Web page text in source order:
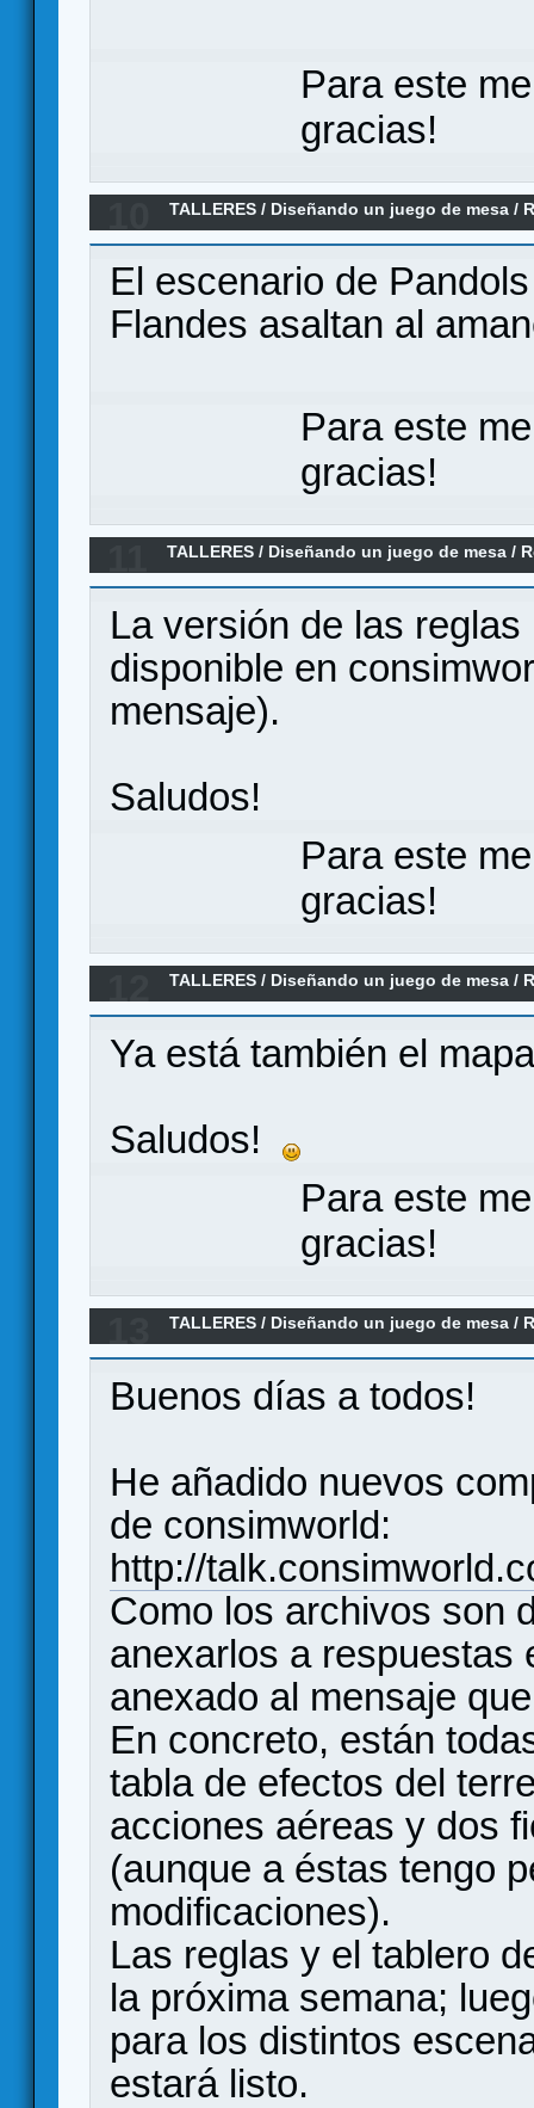
Para este
gracias!
TALLERES / Diseñando un juego de mesa /
El escenario de
Flandes asaltan al
Para este
gracias!
TALLERES / Diseñando un juego de mesa /
La versión de las
disponible en
mensaje).
Saludos!
Para este
gracias!
TALLERES / Diseñando un juego de mesa /
contraofensivas Nacionales en el Ebro.
Ya está también el
Saludos!
Para este
gracias!
TALLERES / Diseñando un juego de mesa /
contraofensivas Nacionales en el Ebro.
Buenos días a todos!
He añadido nuevos
de consimworld:
http://
Como los archivos son
anexarlos a respuestas
anexado al mensaje
En concreto, están
tabla de efectos del
acciones aéreas y dos
(aunque a éstas tengo
modificaciones).
Las reglas y el tablero
la próxima semana;
para los distintos
estará listo.